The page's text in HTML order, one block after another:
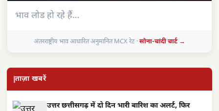
भाव लोड हो रहे हैं…
अंतरराष्ट्रीय भाव आधारित अनुमानित MCX रेट ·सोना-चांदी चार्ट →
ताज़ा खबरें
उत्तर छत्तीसगढ़ में दो दिन भारी बारिश का अलर्ट, फिर